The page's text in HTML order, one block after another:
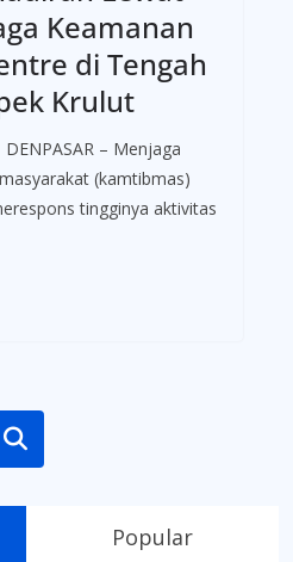
Keamanan
di Tengah
Krulut
– Menjaga
(kamtibmas)
tingginya aktivitas
Cari
Popular